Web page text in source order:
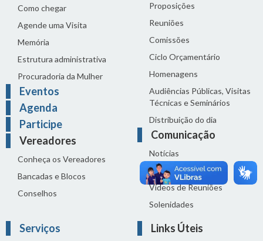
Como chegar
Agende uma Visita
Memória
Estrutura administrativa
Procuradoria da Mulher
Eventos
Agenda
Participe
Vereadores
Conheça os Vereadores
Bancadas e Blocos
Conselhos
Proposições
Reuniões
Comissões
Ciclo Orçamentário
Homenagens
Audiências Públicas, Visitas
Técnicas e Seminários
Distribuição do dia
Comunicação
Notícias
Sala de Imprensa
Vídeos de Reuniões
Solenidades
Serviços Links Úteis